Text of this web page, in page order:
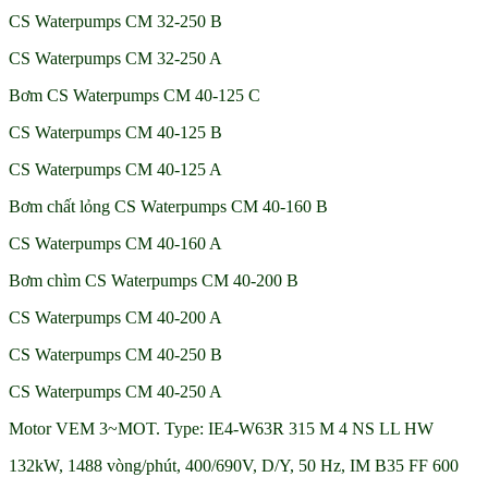
CS Waterpumps CM 32-250 B
CS Waterpumps CM 32-250 A
Bơm CS Waterpumps CM 40-125 C
CS Waterpumps CM 40-125 B
CS Waterpumps CM 40-125 A
Bơm chất lỏng CS Waterpumps CM 40-160 B
CS Waterpumps CM 40-160 A
Bơm chìm CS Waterpumps CM 40-200 B
CS Waterpumps CM 40-200 A
CS Waterpumps CM 40-250 B
CS Waterpumps CM 40-250 A
Motor VEM 3~MOT. Type: IE4-W63R 315 M 4 NS LL HW
132kW, 1488 vòng/phút, 400/690V, D/Y, 50 Hz, IM B35 FF 600